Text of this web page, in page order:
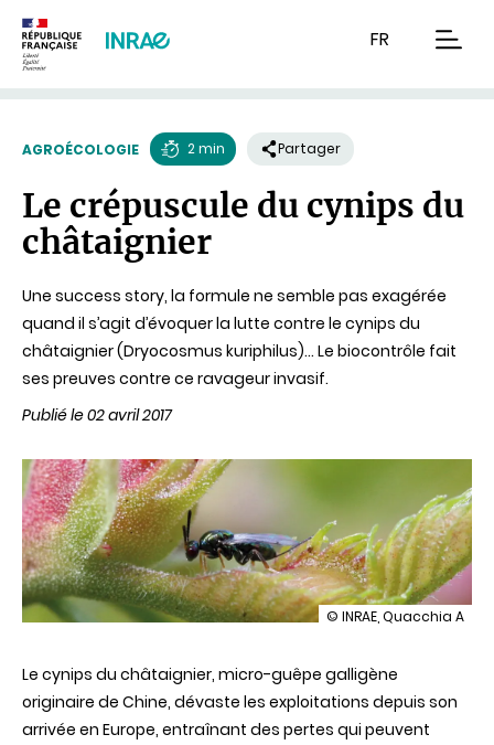
FR
AGROÉCOLOGIE
de
lecture
2 min Partager
Le crépuscule du cynips du
châtaignier
Une success story, la formule ne semble pas exagérée
quand il s’agit d’évoquer la lutte contre le cynips du
châtaignier (Dryocosmus kuriphilus)... Le biocontrôle fait
ses preuves contre ce ravageur invasif.
Publié le 02 avril 2017
illustration
du
cynips
du
châtaignier
© INRAE, Quacchia A
Le cynips du châtaignier, micro-guêpe galligène
originaire de Chine, dévaste les exploitations depuis son
arrivée en Europe, entraînant des pertes qui peuvent